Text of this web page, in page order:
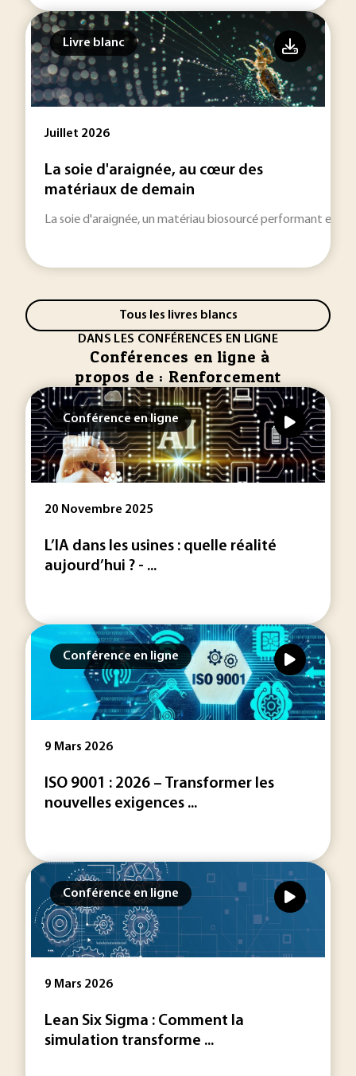
Livre blanc
Juillet 2026
La soie d'araignée, au cœur des
matériaux de demain
La soie d'araignée, un matériau biosourcé performant et
Tous les livres blancs
DANS LES CONFÉRENCES EN LIGNE
Conférences en ligne à
propos de : Renforcement
Conférence en ligne
20 Novembre 2025
L’IA dans les usines : quelle réalité
aujourd’hui ? - ...
Conférence en ligne
9 Mars 2026
ISO 9001 : 2026 – Transformer les
nouvelles exigences ...
Conférence en ligne
9 Mars 2026
Lean Six Sigma : Comment la
simulation transforme ...